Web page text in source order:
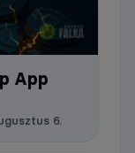
App
6.